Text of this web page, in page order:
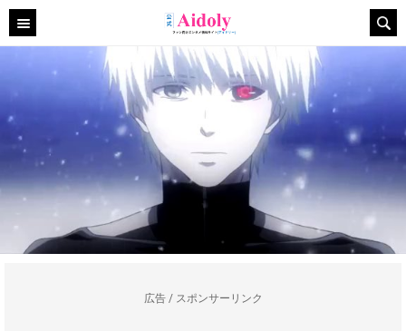
広告 / スポンサーリンク